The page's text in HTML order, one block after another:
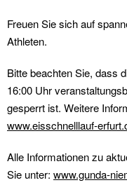
Freuen Sie sich auf
Athleten.
Bitte beachten Sie, dass
16:00 Uhr
gesperrt ist. Weitere
www.eisschnelllauf-
Alle Informationen zu
Sie unter: www.gunda-